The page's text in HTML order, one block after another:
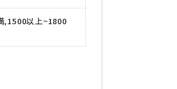
,1500以上~1800